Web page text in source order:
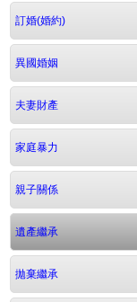
訂婚(婚約)
異國婚姻
夫妻財產
家庭暴力
親子關係
遺產繼承
拋棄繼承